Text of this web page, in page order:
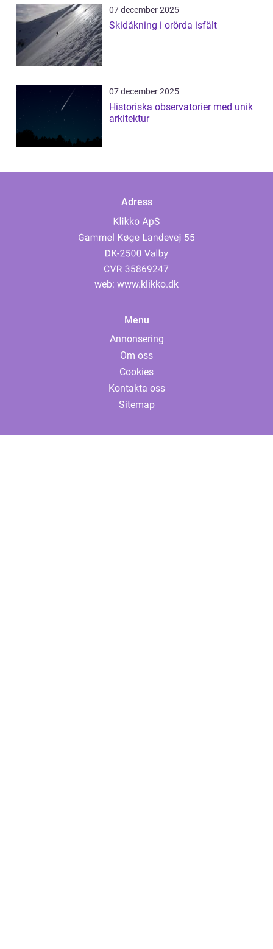
07 december 2025
Skidåkning i orörda isfält
07 december 2025
Historiska observatorier med unik
arkitektur
Adress
web: www.klikko.dk
Menu
Annonsering
Om oss
Cookies
Kontakta oss
Sitemap